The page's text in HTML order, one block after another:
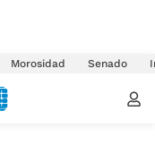
Morosidad Senado